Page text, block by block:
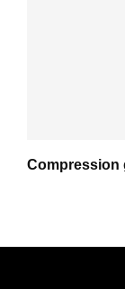
Compression